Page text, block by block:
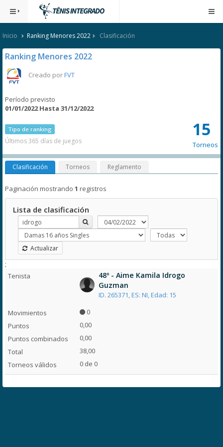
Inicio Ranking Menores 2022 Clasificación
Ranking Menores 2022
Creado porFVT
Período previsto
01/01/2022 Hasta 31/12/2022
Tipo de ranking
Últimos 365 días de juegos
15
Torneos
Clasificación Torneos Reglamento
Paginación mostrando 1 registros
Lista de clasificación
Actualizar
;
48º - Aime Kamila Idrogo
Guzman
ID. 265371, ES: NI, Edad: 15
0
0,00
0,00
38,00
0 de 0